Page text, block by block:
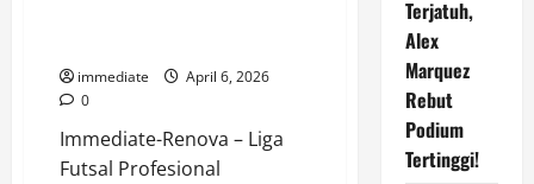
immediate
April 6, 2026
0
Immediate-Renova – Liga
Futsal Profesional
Terjatuh,
Alex
Marquez
Rebut
Podium
Tertinggi!